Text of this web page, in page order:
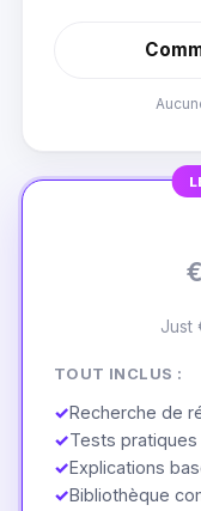
€
Just
TOUT INCLUS :
✓Recherche de
✓Tests pratiques
✓Explications
✓Bibliothèque